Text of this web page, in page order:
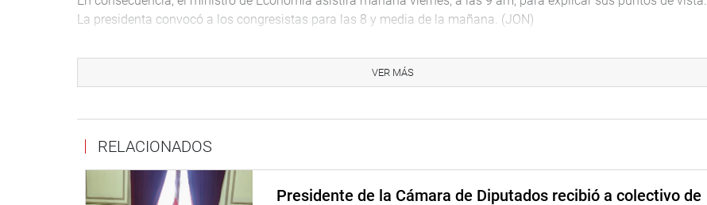
La presidenta convocó a los congresistas para las 8 y media de la mañana. (JON)
http://www.congreso.gob.pe/
Facebook:
https://www.facebook.com/congresoperu
Twitter:https://twitter.com/congresoperu
VER MÁS
RELACIONADOS
Presidente de la Cámara de Diputados recibió a colectivo de